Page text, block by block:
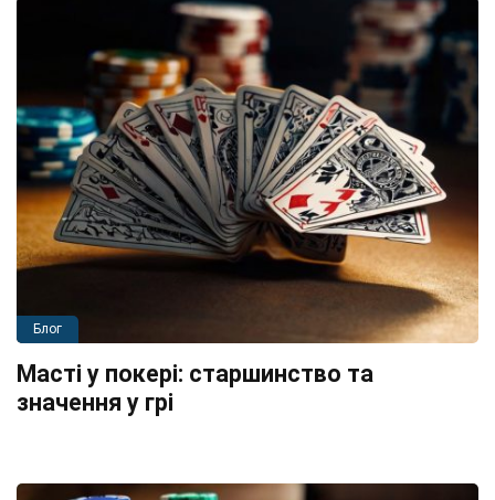
Блог
Масті у покері: старшинство та
значення у грі